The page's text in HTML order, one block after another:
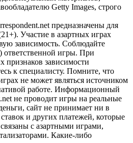
Getty Images, строго
предназначены для
Участие в азартных играх
зависимость. Соблюдайте
игры. При
признаков зависимости
к специалисту. Помните, что
не может являться источником
работе. Информационный
не проводит игры на реальные
сайт не принимает ни в
и других платежей, которые
с азартными играми,
Какие-либо